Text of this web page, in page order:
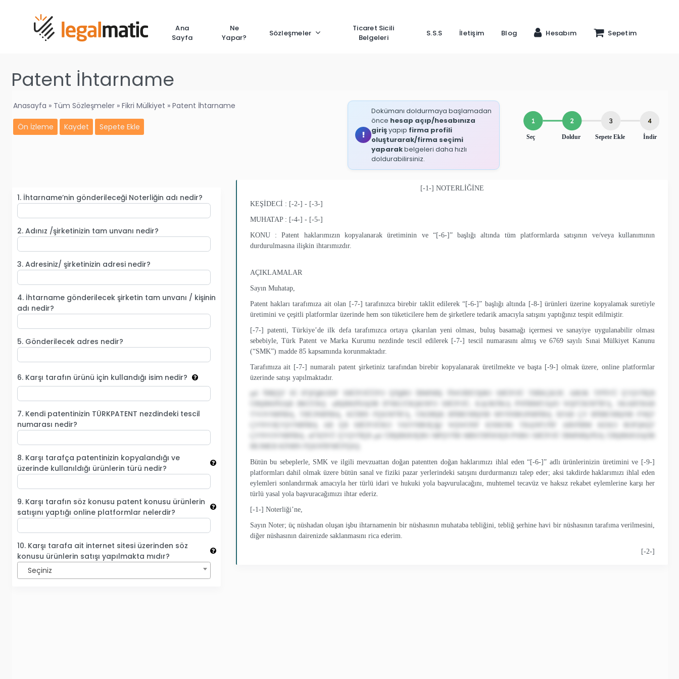
Ana
Sayfa
Ne
Yapar?
Sözleşmeler
Ticaret Sicili
Belgeleri
S.S.S İletişim Blog Hesabım Sepetim
Patent İhtarname
Anasayfa » Tüm Sözleşmeler » Fikri Mülkiyet » Patent İhtarname
Ön İzleme Kaydet Sepete Ekle
Dokümanı doldurmaya başlamadan
önce hesap açıp/hesabınıza
girişyapıp firma profili
oluşturarak/firma seçimi
yaparakbelgeleri daha hızlı
doldurabilirsiniz.
1. İhtarname’nin gönderileceği Noterliğin adı nedir?
2. Adınız /şirketinizin tam unvanı nedir?
3. Adresiniz/ şirketinizin adresi nedir?
4. İhtarname gönderilecek şirketin tam unvanı / kişinin
adı nedir?
5. Gönderilecek adres nedir?
6. Karşı tarafın ürünü için kullandığı isim nedir?
7. Kendi patentinizin TÜRKPATENT nezdindeki tescil
numarası nedir?
8. Karşı tarafça patentinizin kopyalandığı ve
üzerinde kullanıldığı ürünlerin türü nedir?
9. Karşı tarafın söz konusu patent konusu ürünlerin
satışını yaptığı online platformlar nelerdir?
10. Karşı tarafa ait internet sitesi üzerinden söz
konusu ürünlerin satışı yapılmakta mıdır?
Seçiniz
[-1-] NOTERLİĞİNE
KEŞİDECİ : [-2-] - [-3-]
MUHATAP : [-4-] - [-5-]
KONU : Patent haklarımızın kopyalanarak üretiminin ve “[-6-]” başlığı altında tüm platformlarda satışının ve/veya kullanımının
durdurulmasına ilişkin ihtarımızdır.
AÇIKLAMALAR
Sayın Muhatap,
Patent hakları tarafımıza ait olan [-7-] tarafınızca birebir taklit edilerek “[-6-]” başlığı altında [-8-] ürünleri üzerine kopyalamak suretiyle
üretimini ve çeşitli platformlar üzerinde hem son tüketicilere hem de şirketlere tedarik amacıyla satışını yaptığınız tespit edilmiştir.
[-7-] patenti, Türkiye’de ilk defa tarafımızca ortaya çıkarılan yeni olması, buluş basamağı içermesi ve sanayiye uygulanabilir olması
sebebiyle, Türk Patent ve Marka Kurumu nezdinde tescil edilerek [-7-] tescil numarasını almış ve 6769 sayılı Sınai Mülkiyet Kanunu
(“SMK”) madde 85 kapsamında korunmaktadır.
Tarafımıza ait [-7-] numaralı patent şirketiniz tarafından birebir kopyalanarak üretilmekte ve başta [-9-] olmak üzere,
online platformlar
üzerinde satışı yapılmaktadır.
şnl ŃBĘĘF 85 IFŞFğKODF SBÜFOÜÜFO ĘPğBO İBMNBŞ ŃWOİBTJŞBO SBÜFOÜ TBİKÇKOF, ABOK TPŃVÜ ĘVŞVŃĘB
ÇVNVOVNBŃBĄ. nFXDVÜ ĘVŞVŃĘB şnl ÜBŞBHJOĘBO MPŞVŃB MBSTBŃJOĘB PNBO SBÜFOÜ İBMNBŞJŃJĄ ÜBŞBHJOJĄDB
Bütün bu sebeplerle, SMK ve ilgili mevzuattan doğan patentten doğan haklarımızı ihlal eden “[-6-]” adlı ürünlerinizin üretimini ve [-9-]
platformlarıdahil olmak üzere bütün sanal ve fiziki pazar yerlerindeki satışını durdurmanızı talep eder; aksi takdirde haklarımızı ihlal eden
eylemleri sonlandırmak amacıyla her türlü idari ve hukuki yola başvurulacağını, muhtemel tecavüz ve haksız rekabet eylemlerine karşı her
türlü yasal yola başvuracağımızı ihtar ederiz.
[-1-] Noterliği’ne,
Sayın Noter; üç nüshadan oluşan işbu ihtarnamenin bir nüshasının muhataba tebliğini, tebliğ şerhine havi bir nüshasının tarafıma verilmesini,
diğer nüshasının dairenizde saklanmasını rica ederim.
[-2-]